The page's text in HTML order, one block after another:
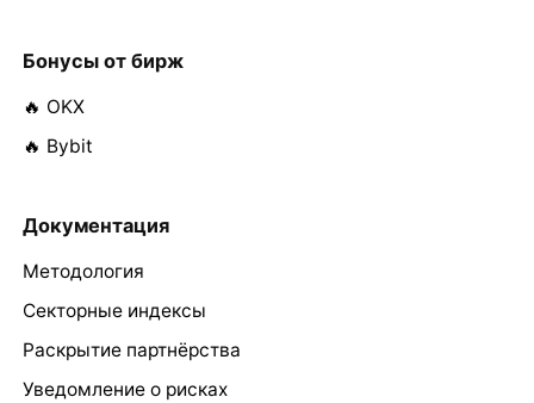
Бонусы от бирж
🔥 OKX
🔥 Bybit
Документация
Методология
Секторные индексы
Раскрытие партнёрства
Уведомление о рисках